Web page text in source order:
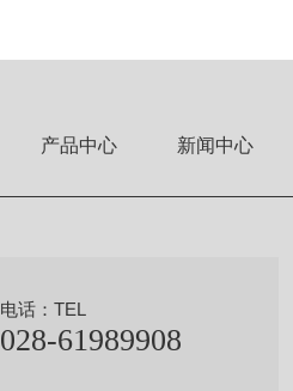
产品中心 新闻中心
电话：TEL
028-61989908